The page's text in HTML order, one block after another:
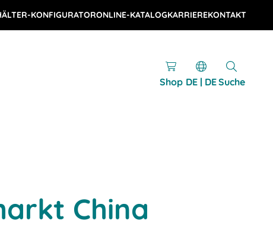
KONFIGURATORONLINE-KATALOGKARRIEREKONTAKT
Shop DE | DESuche
China